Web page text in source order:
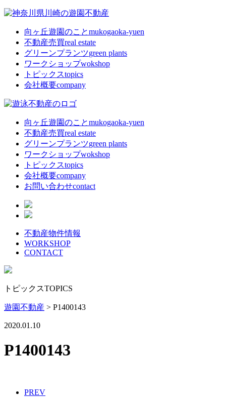
向ヶ丘遊園のことmukogaoka-yuen
不動産売買real estate
グリーンプランツgreen plants
ワークショップwokshop
トピックスtopics
会社概要company
向ヶ丘遊園のことmukogaoka-yuen
不動産売買real estate
グリーンプランツgreen plants
ワークショップwokshop
トピックスtopics
会社概要company
お問い合わせcontact
不動産物件情報
WORKSHOP
CONTACT
トピックスTOPICS
遊園不動産 > P1400143
2020.01.10
P1400143
PREV